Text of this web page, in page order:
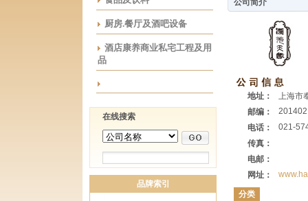
厨房.餐厅及酒吧设备
酒店康养商业私宅工程及用
品
在线搜索
品牌索引
公司简介
地址：
上海市
邮编：
201402
电话：
021-
传真：
电邮：
网址：
分类